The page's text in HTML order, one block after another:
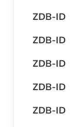
ZDB-ID
ZDB-ID
ZDB-ID
ZDB-ID
ZDB-ID